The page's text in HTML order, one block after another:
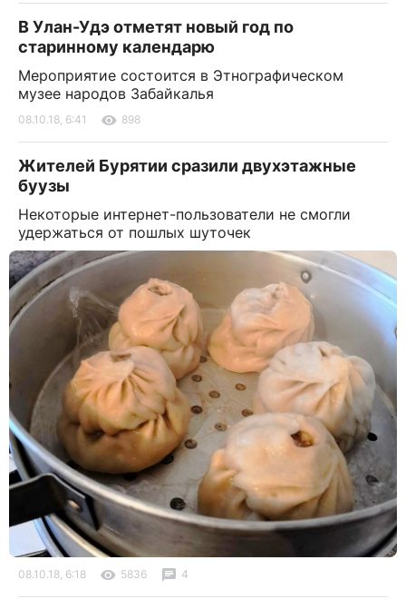
В Улан-Удэ отметят новый год по
старинному календарю
Мероприятие состоится в Этнографическом
музее народов Забайкалья
08.10.18, 6:41 898
Жителей Бурятии сразили двухэтажные
буузы
Некоторые интернет-пользователи не смогли
удержаться от пошлых шуточек
08.10.18, 6:18 5836 4